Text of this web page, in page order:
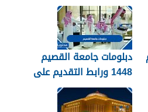
دبلومات جامعة القصيم
1448 ورابط التقديم على
دبلومات جامعة القصيم
qudcss.com